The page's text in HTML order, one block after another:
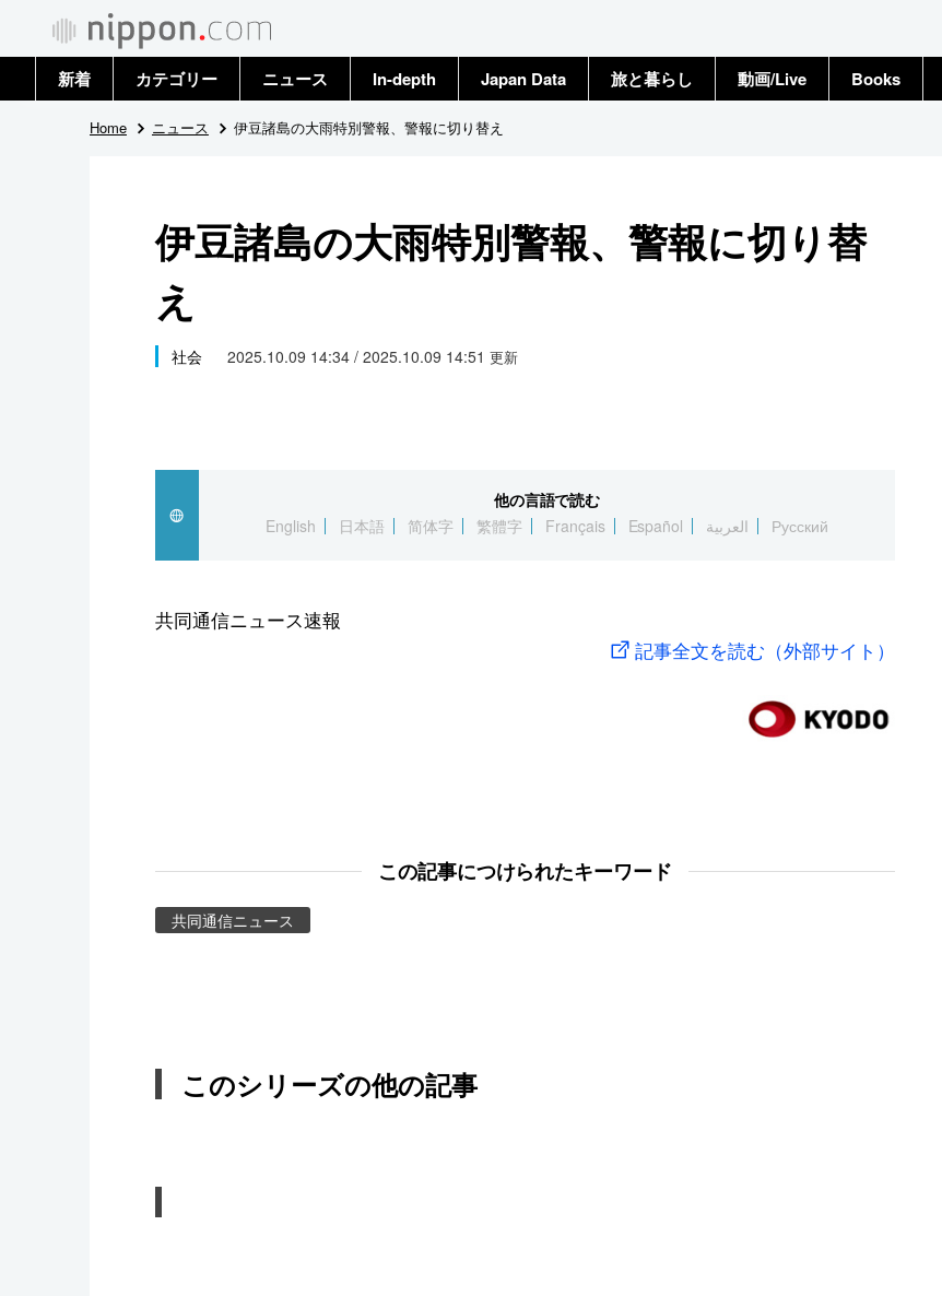
新着 カテゴリー
政治・外交
国際
社会
文化
スポーツ・東京2020
ニュース
トップ
In-depth Japan Data 旅と暮らし 動画/Live Books
Home ニュース 伊豆諸島の大雨特別警報、警報に切り替え
伊豆諸島の大雨特別警報、警報に切り替
え
社会 2025.10.09 14:34 / 2025.10.09 14:51 更新
他の言語で読む
English
日本語 简体字 繁體字 Français Español العربية Русский
共同通信ニュース速報
記事全文を読む（外部サイト）
この記事につけられたキーワード
共同通信ニュース
このシリーズの他の記事